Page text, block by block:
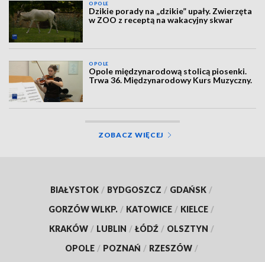
OPOLE
Dzikie porady na „dzikie” upały. Zwierzęta
w ZOO z receptą na wakacyjny skwar
OPOLE
Opole międzynarodową stolicą piosenki.
Trwa 36. Międzynarodowy Kurs Muzyczny.
ZOBACZ WIĘCEJ
BIAŁYSTOK / BYDGOSZCZ / GDAŃSK /
GORZÓW WLKP. / KATOWICE / KIELCE /
KRAKÓW / LUBLIN / ŁÓDŹ / OLSZTYN /
OPOLE / POZNAŃ / RZESZÓW /